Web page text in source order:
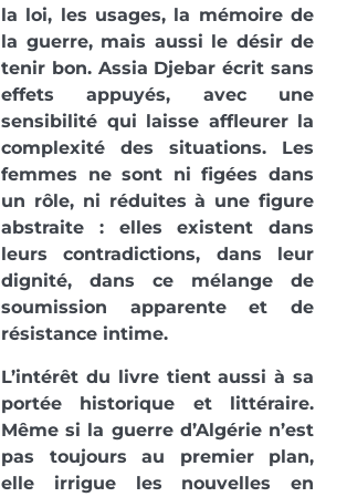
la loi, les usages, la mémoire de
la guerre, mais aussi le désir de
tenir bon. Assia Djebar écrit sans
effets appuyés, avec une
sensibilité qui laisse affleurer la
complexité des situations. Les
femmes ne sont ni figées dans
un rôle, ni réduites à une figure
abstraite : elles existent dans
leurs contradictions, dans leur
dignité, dans ce mélange de
soumission apparente et de
résistance intime.
L’intérêt du livre tient aussi à sa
portée historique et littéraire.
Même si la guerre d’Algérie n’est
pas toujours au premier plan,
elle irrigue les nouvelles en